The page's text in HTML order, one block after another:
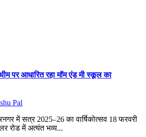
पर आधारित रहा मॉम एंड मी स्कूल का
Pal
में सत्र 2025–26 का वार्षिकोत्सव 18 फरवरी
रोड में अत्यंत भव्य...